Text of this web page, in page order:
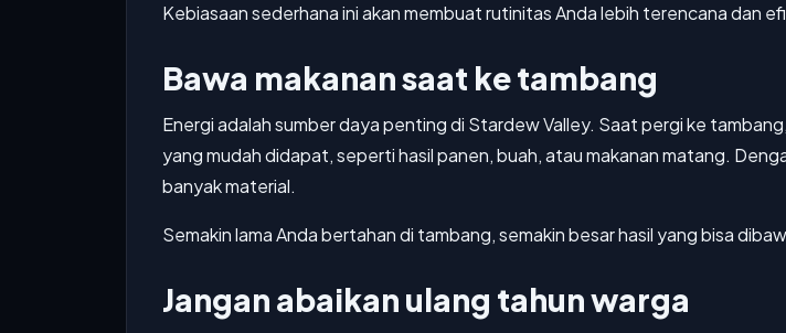
Kebiasaan sederhana ini akan membuat rutinitas Anda lebih terencana dan
Bawa makanan saat ke tambang
Energi adalah sumber daya penting di Stardew Valley. Saat pergi ke
yang mudah didapat, seperti hasil panen, buah, atau makanan matang.
banyak material.
Semakin lama Anda bertahan di tambang, semakin besar hasil yang bisa
Jangan abaikan ulang tahun warga